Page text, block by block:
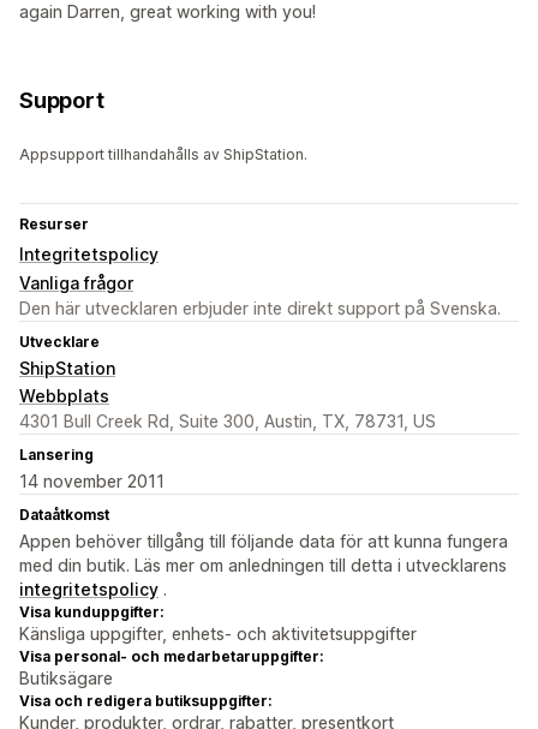
again Darren, great working with you!
Support
Appsupport tillhandahålls av ShipStation.
Resurser
Integritetspolicy
Vanliga frågor
Den här utvecklaren erbjuder inte direkt support på Svenska.
Utvecklare
ShipStation
Webbplats
4301 Bull Creek Rd, Suite 300, Austin, TX, 78731, US
Lansering
14 november 2011
Dataåtkomst
Appen behöver tillgång till följande data för att kunna fungera
med din butik. Läs mer om anledningen till detta i utvecklarens
integritetspolicy .
Visa kunduppgifter:
Känsliga uppgifter, enhets- och aktivitetsuppgifter
Visa personal- och medarbetaruppgifter:
Butiksägare
Visa och redigera butiksuppgifter:
Kunder, produkter, ordrar, rabatter, presentkort